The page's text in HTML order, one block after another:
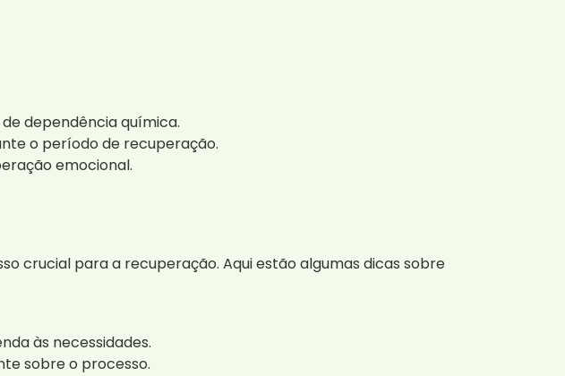
dependência química.
o período de recuperação.
emocional.
crucial para a recuperação. Aqui estão algumas dicas sobre
às necessidades.
sobre o processo.